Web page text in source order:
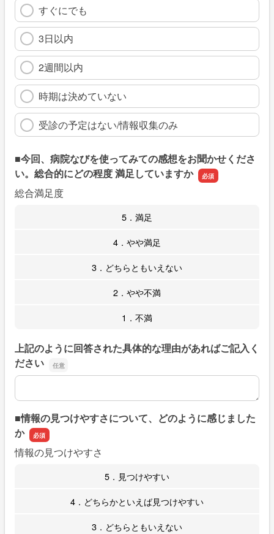
すぐにでも
3日以内
2週間以内
時期は決めていない
受診の予定はない/情報収集のみ
■今回、病院なびを使ってみての感想をお聞かせくださ
い。総合的にどの程度 満足していますか
総合満足度
5．満足
4．やや満足
3．どちらともいえない
2．やや不満
1．不満
上記のように回答された具体的な理由があればご記入く
ださい
上記のように回答された具体的な理由があればご記入くだ
■情報の見つけやすさについて、どのように感じました
か
情報の見つけやすさ
5．見つけやすい
4．どちらかといえば見つけやすい
3．どちらともいえない